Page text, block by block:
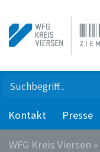
Kontakt Presse
WFG Kreis Viersen »